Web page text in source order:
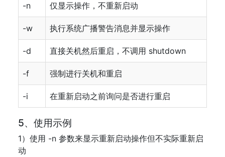
-n 仅显示操作，不重新启动
-w 执行系统广播警告消息并显示操作
-d 直接关机然后重启，不调用 shutdown
-f 强制进行关机和重启
-i 在重新启动之前询问是否进行重启
5、使用示例
1）使用 -n 参数来显示重新启动操作但不实际重新启
动